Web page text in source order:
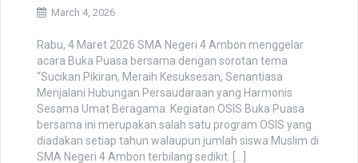
March 4, 2026
Rabu, 4 Maret 2026 SMA Negeri 4 Ambon menggelar
acara Buka Puasa bersama dengan sorotan tema
“Sucikan Pikiran, Meraih Kesuksesan, Senantiasa
Menjalani Hubungan Persaudaraan yang Harmonis
Sesama Umat Beragama. Kegiatan OSIS Buka Puasa
bersama ini merupakan salah satu program OSIS yang
diadakan setiap tahun walaupun jumlah siswa Muslim di
SMA Negeri 4 Ambon terbilang sedikit. […]